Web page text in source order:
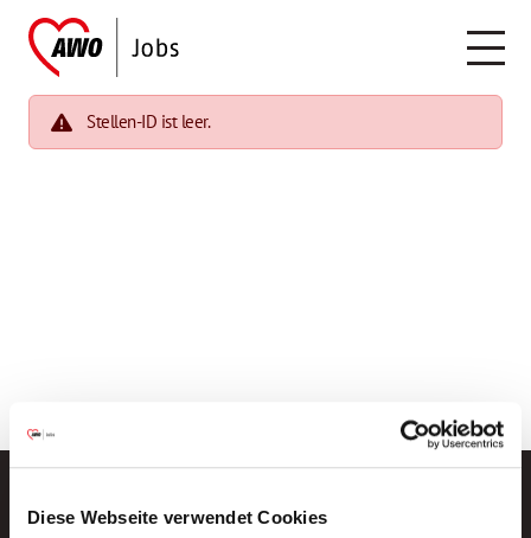
Diese Webseite verwendet Cookies
Stellen-ID ist leer.